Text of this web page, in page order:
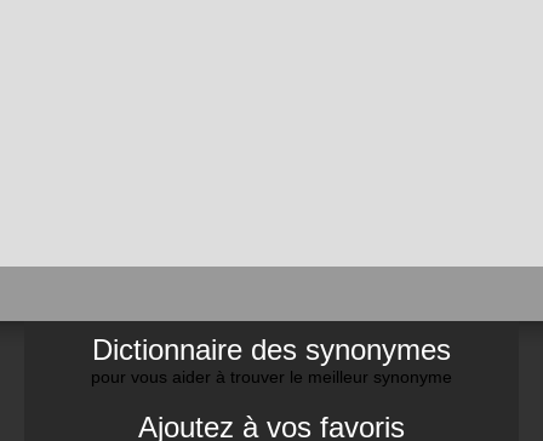
Dictionnaire des synonymes
pour vous aider à trouver le meilleur synonyme
Ajoutez à vos favoris